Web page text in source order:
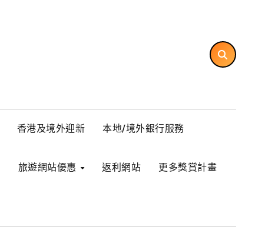
香港及境外迎新 本地/境外銀行服務
旅遊網站優惠 返利網站 更多獎賞計畫